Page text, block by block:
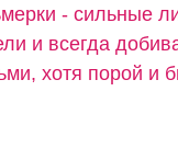
- сильные
и всегда
хотя порой и